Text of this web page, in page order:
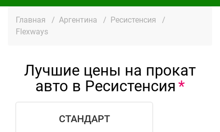
Главная / Аргентина / Ресистенсия
/
Flexways
Лучшие цены на прокат
авто в Ресистенсия
СТАНДАРТ